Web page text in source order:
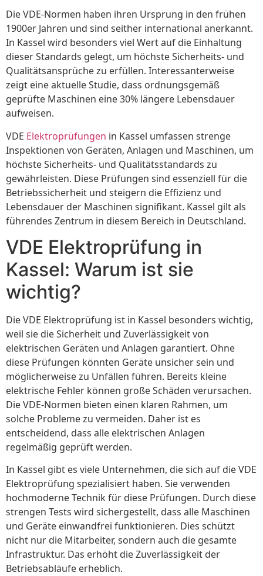
Die VDE-Normen haben ihren Ursprung in den frühen
1900er Jahren und sind seither international anerkannt.
In Kassel wird besonders viel Wert auf die Einhaltung
dieser Standards gelegt, um höchste Sicherheits- und
Qualitätsansprüche zu erfüllen. Interessanterweise
zeigt eine aktuelle Studie, dass ordnungsgemäß
geprüfte Maschinen eine 30% längere Lebensdauer
aufweisen.
VDE Elektroprüfungen in Kassel umfassen strenge
Inspektionen von Geräten, Anlagen und Maschinen, um
höchste Sicherheits- und Qualitätsstandards zu
gewährleisten. Diese Prüfungen sind essenziell für die
Betriebssicherheit und steigern die Effizienz und
Lebensdauer der Maschinen signifikant. Kassel gilt als
führendes Zentrum in diesem Bereich in Deutschland.
VDE Elektroprüfung in
Kassel: Warum ist sie
wichtig?
Die VDE Elektroprüfung ist in Kassel besonders wichtig,
weil sie die Sicherheit und Zuverlässigkeit von
elektrischen Geräten und Anlagen garantiert. Ohne
diese Prüfungen könnten Geräte unsicher sein und
möglicherweise zu Unfällen führen. Bereits kleine
elektrische Fehler können große Schäden verursachen.
Die VDE-Normen bieten einen klaren Rahmen, um
solche Probleme zu vermeiden. Daher ist es
entscheidend, dass alle elektrischen Anlagen
regelmäßig geprüft werden.
In Kassel gibt es viele Unternehmen, die sich auf die VDE
Elektroprüfung spezialisiert haben. Sie verwenden
hochmoderne Technik für diese Prüfungen. Durch diese
strengen Tests wird sichergestellt, dass alle Maschinen
und Geräte einwandfrei funktionieren. Dies schützt
nicht nur die Mitarbeiter, sondern auch die gesamte
Infrastruktur. Das erhöht die Zuverlässigkeit der
Betriebsabläufe erheblich.